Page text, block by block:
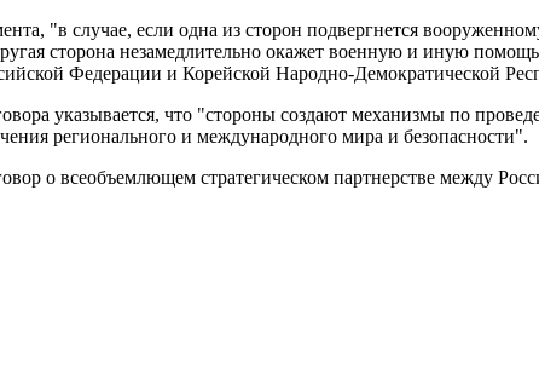
"в случае, если одна из сторон подвергнется
сторона незамедлительно окажет военную и иную
Федерации и Корейской Народно-Демократической
указывается, что "стороны создают механизмы по
регионального и международного мира и безопасности".
о всеобъемлющем стратегическом партнерстве между